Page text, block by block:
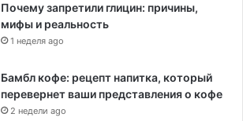
Почему запретили глицин: причины,
мифы и реальность
1 неделя ago
Бамбл кофе: рецепт напитка, который
перевернет ваши представления о кофе
2 недели ago